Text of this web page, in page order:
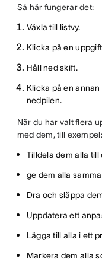
Så här fungerar det:
Växla till listvy.
Klicka på en
Håll ned skift.
Klicka på en
nedpilen.
När du har valt flera
med dem, till exempel:
Tilldela dem alla till
ge dem alla
Dra och släppa
Uppdatera ett
Lägga till alla i ett
Markera dem alla